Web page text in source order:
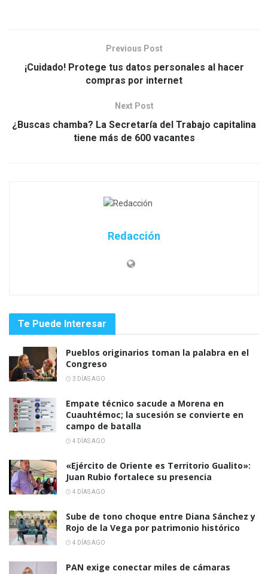
Previous Post
¡Cuidado! Protege tus datos personales al hacer
compras por internet
Next Post
¿Buscas chamba? La Secretaría del Trabajo capitalina
tiene más de 600 vacantes
Redacción
Te Puede Interesar
Pueblos originarios toman la palabra en el
Congreso
3 DÍAS AGO
Empate técnico sacude a Morena en
Cuauhtémoc; la sucesión se convierte en
campo de batalla
4 DÍAS AGO
«Ejército de Oriente es Territorio Gualito»:
Juan Rubio fortalece su presencia
4 DÍAS AGO
Sube de tono choque entre Diana Sánchez y
Rojo de la Vega por patrimonio histórico
4 DÍAS AGO
PAN exige conectar miles de cámaras